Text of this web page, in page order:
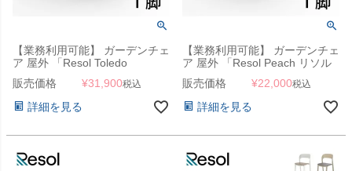
【業務利用可能】 ガーデンチェ
ア 屋外 「Resol Toledo
AIRE（リソル トレド エア アー
ムチェア）」
販売価格 ¥31,900税込
詳細を見る
【業務利用可能】 ガーデンチェ
ア 屋外 「Resol Peach リソル
ピーチ アームチェア」
販売価格 ¥22,000税込
詳細を見る